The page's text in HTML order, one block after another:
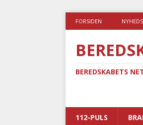
FORSIDEN
BEREDSKABETS
112-PULS